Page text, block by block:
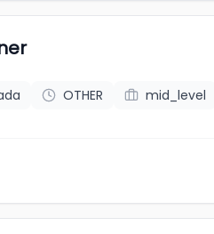
OTHER mid_level